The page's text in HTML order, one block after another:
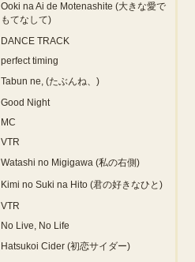
Ooki na Ai de Motenashite (大きな愛で
もてなして)
DANCE TRACK
perfect timing
Tabun ne, (たぶんね、)
Good Night
MC
VTR
Watashi no Migigawa (私の右側)
Kimi no Suki na Hito (君の好きなひと)
VTR
No Live, No Life
Hatsukoi Cider (初恋サイダー)